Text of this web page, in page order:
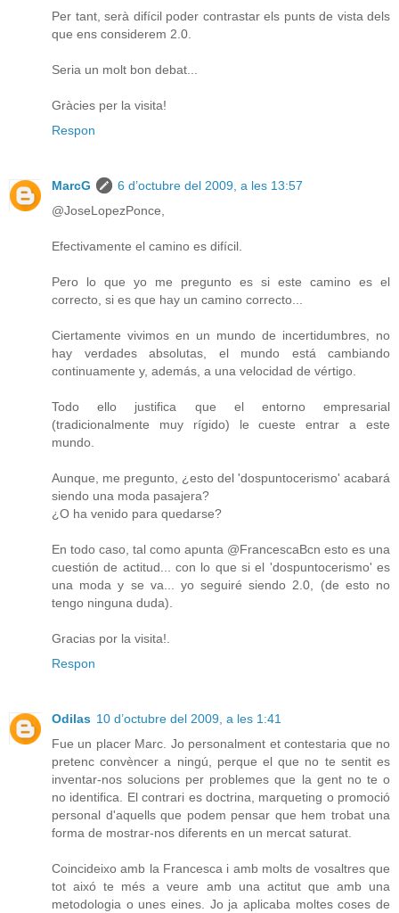
Per tant, serà difícil poder contrastar els punts de vista dels
que ens considerem 2.0.
Seria un molt bon debat...
Gràcies per la visita!
Respon
MarcG
6 d’octubre del 2009, a les 13:57
@JoseLopezPonce,
Efectivamente el camino es difícil.
Pero lo que yo me pregunto es si este camino es el
correcto, si es que hay un camino correcto...
Ciertamente vivimos en un mundo de incertidumbres, no
hay verdades absolutas, el mundo está cambiando
continuamente y, además, a una velocidad de vértigo.
Todo ello justifica que el entorno empresarial
(tradicionalmente muy rígido) le cueste entrar a este
mundo.
Aunque, me pregunto, ¿esto del 'dospuntocerismo' acabará
siendo una moda pasajera?
¿O ha venido para quedarse?
En todo caso, tal como apunta @FrancescaBcn esto es una
cuestión de actitud... con lo que si el 'dospuntocerismo' es
una moda y se va... yo seguiré siendo 2.0, (de esto no
tengo ninguna duda).
Gracias por la visita!.
Respon
Odilas 10 d’octubre del 2009, a les 1:41
Fue un placer Marc. Jo personalment et contestaria que no
pretenc convèncer a ningú, perque el que no te sentit es
inventar-nos solucions per problemes que la gent no te o
no identifica. El contrari es doctrina, marqueting o promoció
personal d'aquells que podem pensar que hem trobat una
forma de mostrar-nos diferents en un mercat saturat.
Coincideixo amb la Francesca i amb molts de vosaltres que
tot aixó te més a veure amb una actitut que amb una
metodologia o unes eines. Jo ja aplicaba moltes coses de